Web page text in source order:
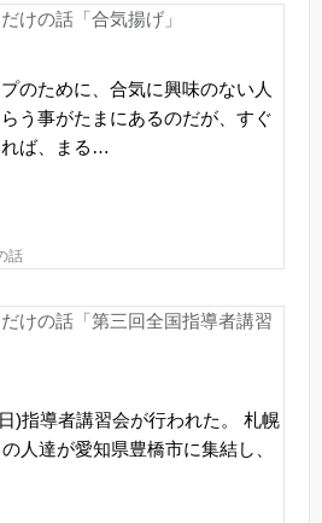
けの話「合気揚げ」
のために、合気に興味のない人
う事がたまにあるのだが、すぐ
ば、まる…
話
けの話「第三回全国指導者講習
)指導者講習会が行われた。 札幌
人達が愛知県豊橋市に集結し、